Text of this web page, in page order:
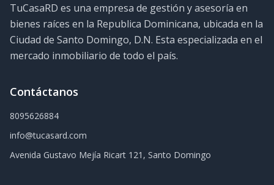
TuCasaRD es una empresa de gestión y asesoría en
bienes raíces en la Republica Dominicana, ubicada en la
Ciudad de Santo Domingo, D.N. Esta especializada en el
mercado inmobiliario de todo el país.
Contáctanos
8095626884
info@tucasard.com
Avenida Gustavo Mejía Ricart 121, Santo Domingo